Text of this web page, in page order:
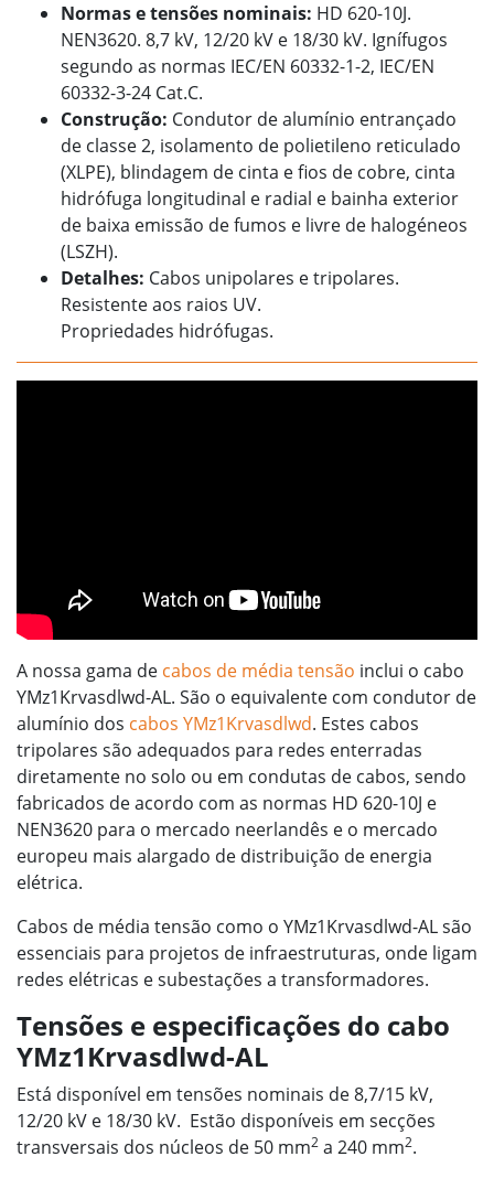
Normas e tensões nominais: HD 620-10J.
NEN3620. 8,7 kV, 12/20 kV e 18/30 kV. Ignífugos
segundo as normas IEC/EN 60332-1-2, IEC/EN
60332-3-24 Cat.C.
Construção: Condutor de alumínio entrançado
de classe 2, isolamento de polietileno reticulado
(XLPE), blindagem de cinta e fios de cobre, cinta
hidrófuga longitudinal e radial e bainha exterior
de baixa emissão de fumos e livre de halogéneos
(LSZH).
Detalhes: Cabos unipolares e tripolares.
Resistente aos raios UV.
Propriedades hidrófugas.
A nossa gama de cabos de média tensão inclui o cabo
YMz1Krvasdlwd-AL. São o equivalente com condutor de
alumínio dos cabos YMz1Krvasdlwd. Estes cabos
tripolares são adequados para redes enterradas
diretamente no solo ou em condutas de cabos, sendo
fabricados de acordo com as normas HD 620-10J e
NEN3620 para o mercado neerlandês e o mercado
europeu mais alargado de distribuição de energia
elétrica.
Cabos de média tensão como o YMz1Krvasdlwd-AL são
essenciais para projetos de infraestruturas, onde ligam
redes elétricas e subestações a transformadores.
Tensões e especificações do cabo
YMz1Krvasdlwd-AL
Está disponível em tensões nominais de 8,7/15 kV,
12/20 kV e 18/30 kV. Estão disponíveis em secções
transversais dos núcleos de 50 mm2 a 240 mm2.